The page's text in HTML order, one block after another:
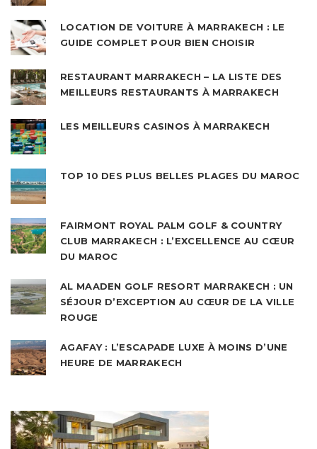
LOCATION DE VOITURE À MARRAKECH : LE
GUIDE COMPLET POUR BIEN CHOISIR
RESTAURANT MARRAKECH – LA LISTE DES
MEILLEURS RESTAURANTS À MARRAKECH
LES MEILLEURS CASINOS À MARRAKECH
TOP 10 DES PLUS BELLES PLAGES DU MAROC
FAIRMONT ROYAL PALM GOLF & COUNTRY
CLUB MARRAKECH : L’EXCELLENCE AU CŒUR
DU MAROC
AL MAADEN GOLF RESORT MARRAKECH : UN
SÉJOUR D’EXCEPTION AU CŒUR DE LA VILLE
ROUGE
AGAFAY : L’ESCAPADE LUXE À MOINS D’UNE
HEURE DE MARRAKECH